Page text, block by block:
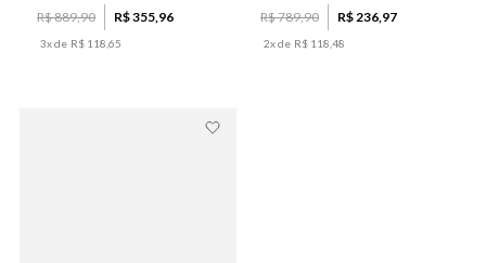
R$889,90 R$355,96
3x de R$ 118 65
R$789,90 R$236,97
2x de R$ 118 48